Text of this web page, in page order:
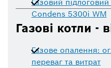
Газовий
Condens 5300i WM
Газові котли -
Газове опалення:
переваг та витрат